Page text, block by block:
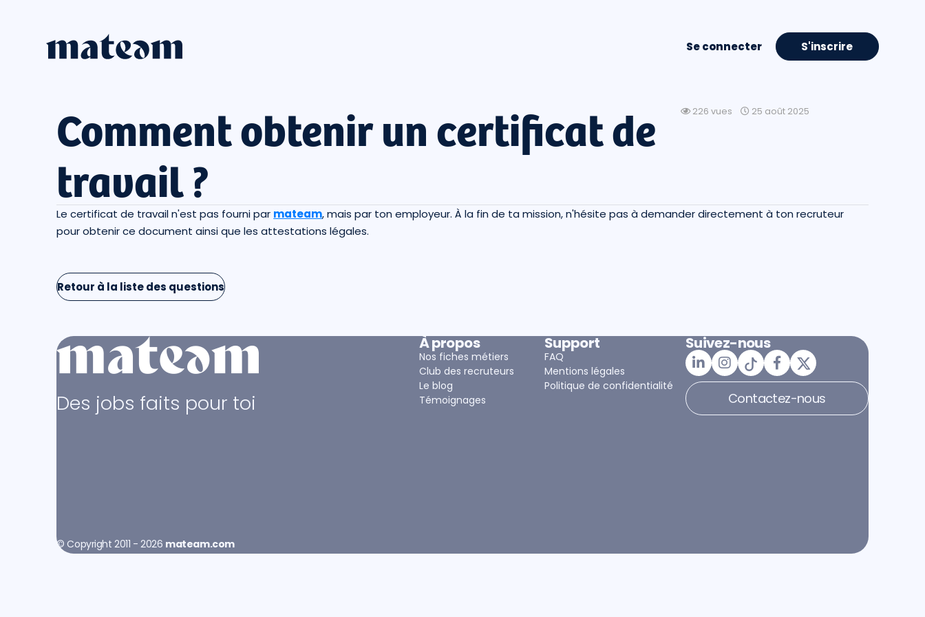
Se connecter S'inscrire
Comment obtenir un certificat de
travail ?
226 vues 25 août 2025
Le certificat de travail n'est pas fourni par mateam, mais par ton employeur. À la fin de ta mission, n'hésite pas à demander directement à ton recruteur
pour obtenir ce document ainsi que les attestations légales.
Retour à la liste des questions
Des jobs faits pour toi
© Copyright 2011 - 2026 mateam.com
À propos
Nos fiches métiers
Club des recruteurs
Le blog
Témoignages
Support
FAQ
Mentions légales
Politique de confidentialité
Suivez-nous
Contactez-nous